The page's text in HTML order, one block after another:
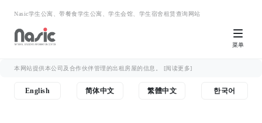
Nasic学生公寓、带餐食学生公寓、学生会馆、学生宿舍租赁查询网站
菜单
本网站提供本公司及合作伙伴管理的出租房屋的信息。 [阅读更多]
English 简体中文 繁體中文 한국어